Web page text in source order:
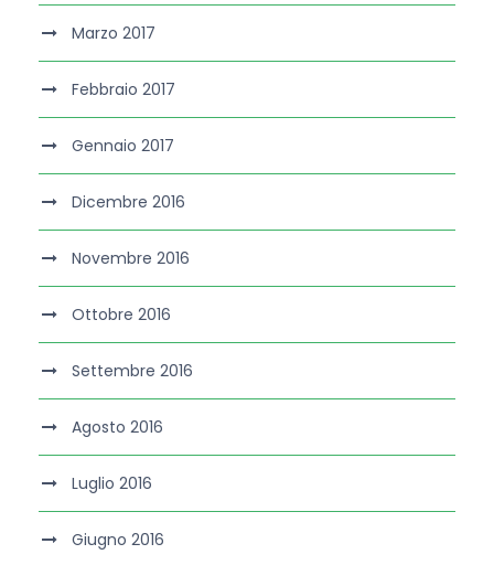
Marzo 2017
Febbraio 2017
Gennaio 2017
Dicembre 2016
Novembre 2016
Ottobre 2016
Settembre 2016
Agosto 2016
Luglio 2016
Giugno 2016